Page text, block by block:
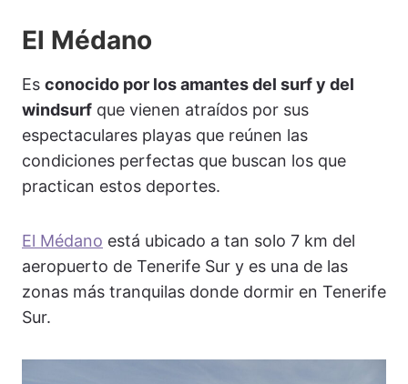
El Médano
Es conocido por los amantes del surf y del
windsurf que vienen atraídos por sus
espectaculares playas que reúnen las
condiciones perfectas que buscan los que
practican estos deportes.
El Médano está ubicado a tan solo 7 km del
aeropuerto de Tenerife Sur y es una de las
zonas más tranquilas donde dormir en Tenerife
Sur.